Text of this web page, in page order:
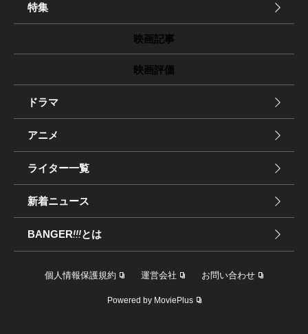
特集
映画記事
映画評価
ドラマ
アニメ
ライター一覧
新着ニュース
BANGER!!!とは
個人情報保護規約 運営会社 お問い合わせ
Powered by MoviePlus